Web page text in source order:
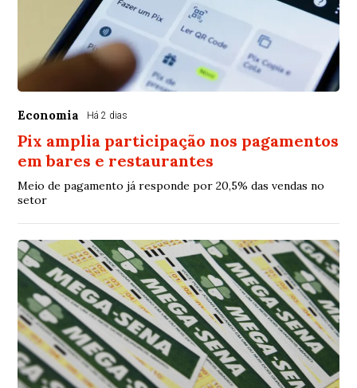
Economia Há 2 dias
Pix amplia participação nos pagamentos
em bares e restaurantes
Meio de pagamento já responde por 20,5% das vendas no
setor